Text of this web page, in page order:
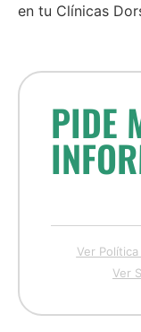
en tu Clínicas
PIDE
Ver
Ver